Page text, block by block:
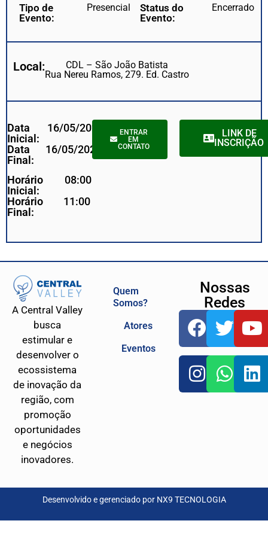
Tipo de
Evento:
Presencial
Status do
Evento:
Encerrado
Local:
CDL – São João Batista
Rua Nereu Ramos, 279. Ed. Castro
Data
Inicial:
16/05/2023
Data
Final:
16/05/2023
Horário
Inicial:
08:00
Horário
Final:
11:00
ENTRAR
EM
CONTATO
LINK DE
INSCRIÇÃO
A Central Valley
busca
estimular e
desenvolver o
ecossistema
de inovação da
região, com
promoção
oportunidades
e negócios
inovadores.
Quem
Somos?
Atores
Eventos
Nossas
Redes
Desenvolvido e gerenciado por NX9 TECNOLOGIA